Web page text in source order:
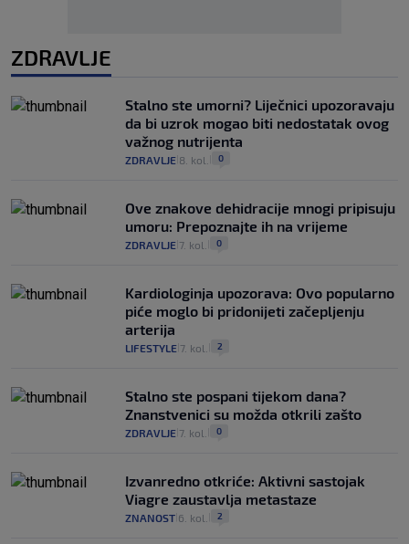
ZDRAVLJE
Stalno ste umorni? Liječnici upozoravaju
da bi uzrok mogao biti nedostatak ovog
važnog nutrijenta
ZDRAVLJE 8. kol. 0
Ove znakove dehidracije mnogi pripisuju
umoru: Prepoznajte ih na vrijeme
ZDRAVLJE 7. kol. 0
Kardiologinja upozorava: Ovo popularno
piće moglo bi pridonijeti začepljenju
arterija
LIFESTYLE 7. kol. 2
Stalno ste pospani tijekom dana?
Znanstvenici su možda otkrili zašto
ZDRAVLJE 7. kol. 0
Izvanredno otkriće: Aktivni sastojak
Viagre zaustavlja metastaze
ZNANOST 6. kol. 2